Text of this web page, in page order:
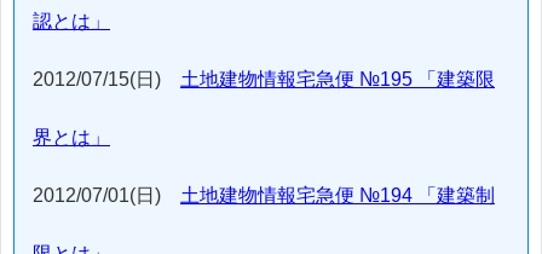
認とは」
2012/07/15(日) 土地建物情報宅急便 №195 「建築限
界とは」
2012/07/01(日) 土地建物情報宅急便 №194 「建築制